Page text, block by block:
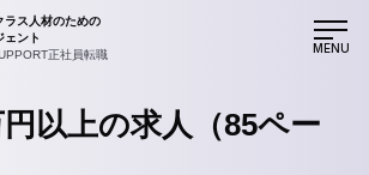
ラス人材のための
ェント
正社員転職
MENU
以上の求人（85ペー